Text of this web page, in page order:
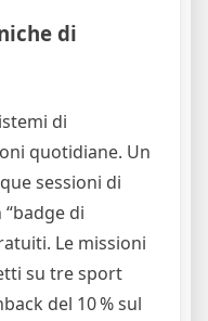
di
di
quotidiane. Un
sessioni di
di
Le missioni
su tre sport
del 10 % sul